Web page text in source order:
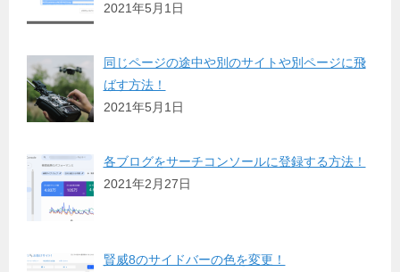
2021年5月1日
同じページの途中や別のサイトや別ページに飛
ばす方法！
2021年5月1日
各ブログをサーチコンソールに登録する方法！
2021年2月27日
賢威8のサイドバーの色を変更！